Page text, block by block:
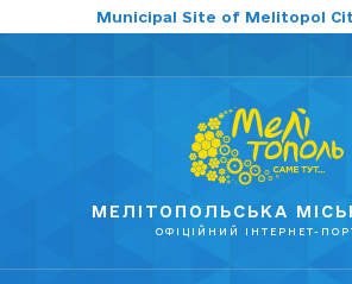
Municipal Site of Melitopol
МЕЛІТОПОЛЬСЬКА
ОФІЦІЙНИЙ ІНТЕРНЕТ-